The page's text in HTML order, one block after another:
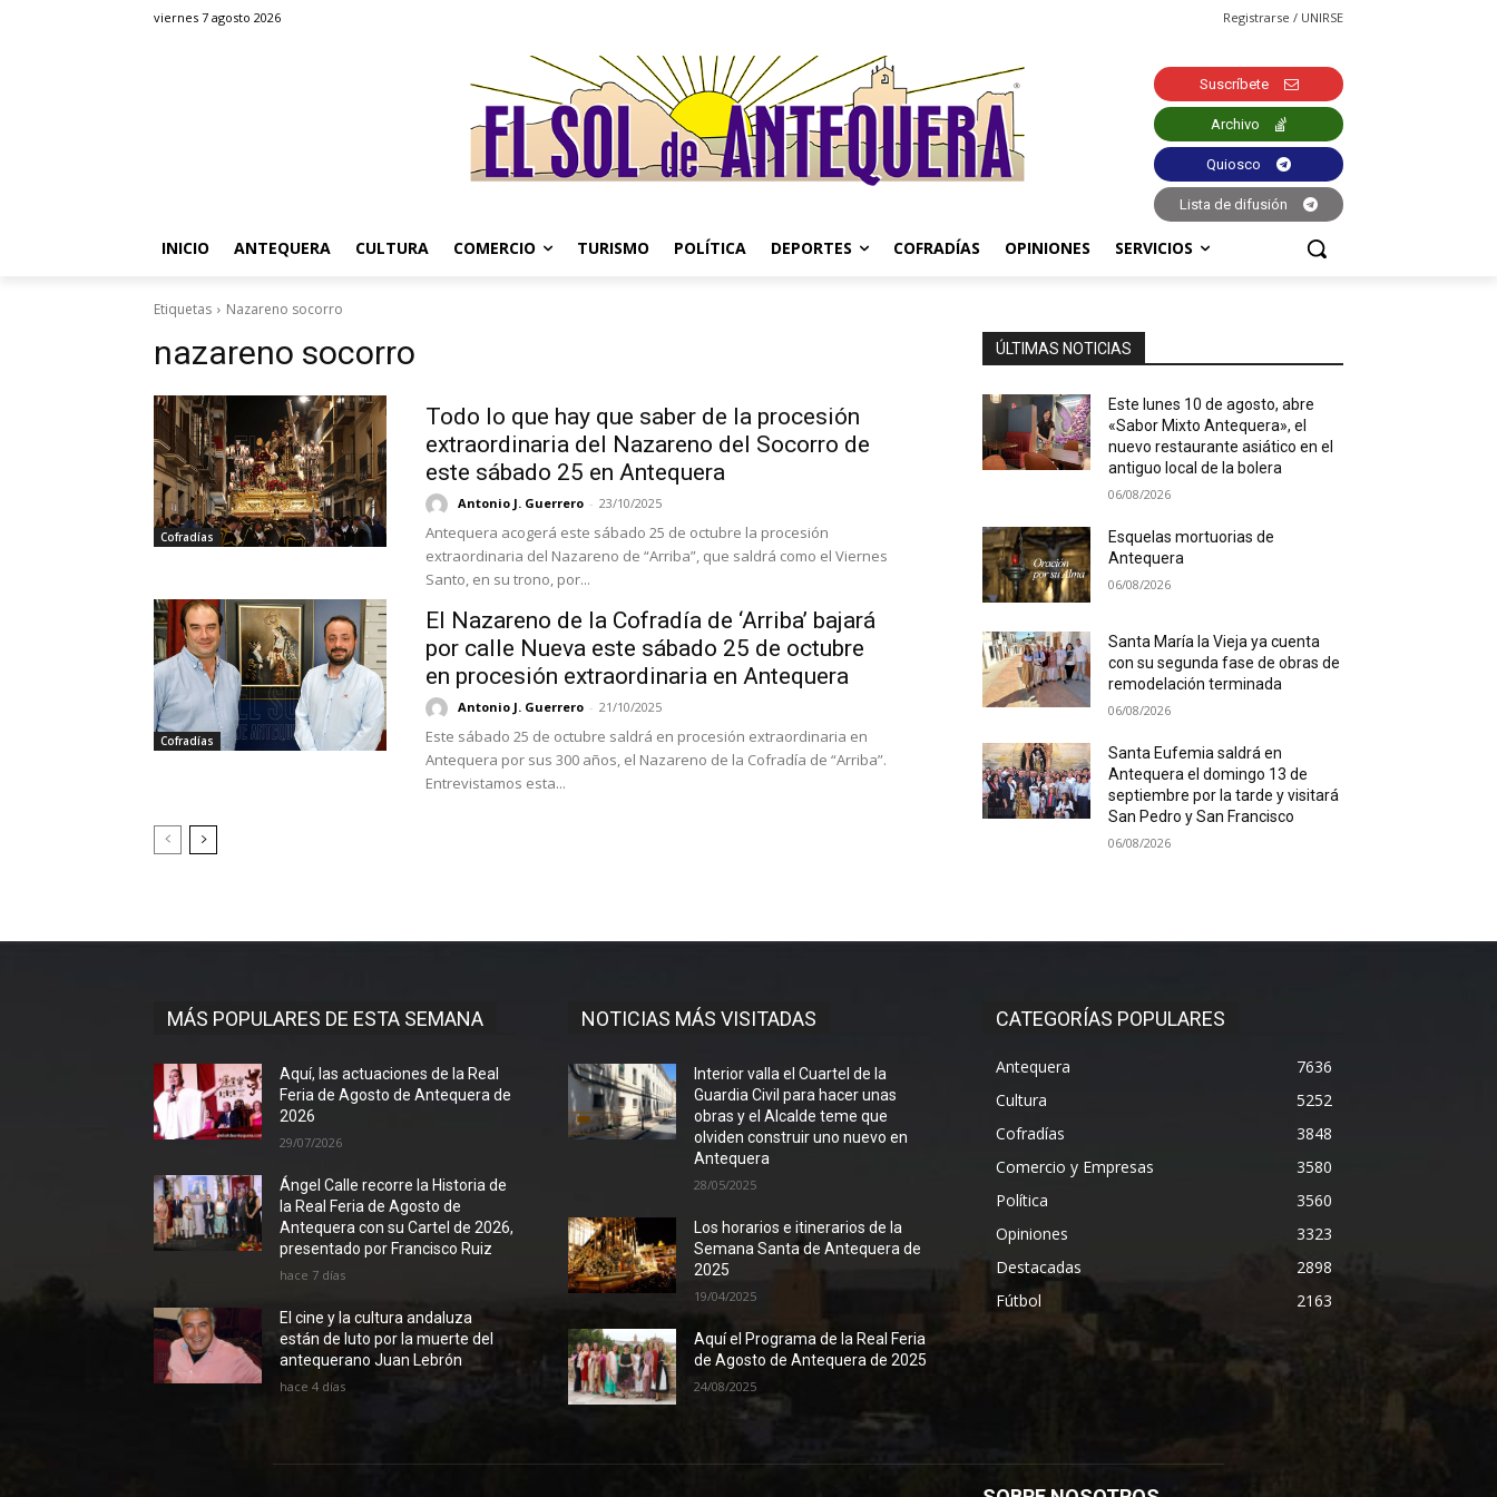
viernes 7 agosto 2026 Registrarse / UNIRSE
Suscríbete
Archivo
Quiosco
Lista de difusión
INICIO ANTEQUERA CULTURA COMERCIO TURISMO POLÍTICA DEPORTES COFRADÍAS OPINIONES SERVICIOS
Etiquetas Nazareno socorro
nazareno socorro
Cofradías
Todo lo que hay que saber de la procesión
extraordinaria del Nazareno del Socorro de
este sábado 25 en Antequera
Antonio J. Guerrero - 23/10/2025
Antequera acogerá este sábado 25 de octubre la procesión
extraordinaria del Nazareno de “Arriba”, que saldrá como el Viernes
Santo, en su trono, por...
Cofradías
El Nazareno de la Cofradía de ‘Arriba’ bajará
por calle Nueva este sábado 25 de octubre
en procesión extraordinaria en Antequera
Antonio J. Guerrero - 21/10/2025
Este sábado 25 de octubre saldrá en procesión extraordinaria en
Antequera por sus 300 años, el Nazareno de la Cofradía de “Arriba”.
Entrevistamos esta...
ÚLTIMAS NOTICIAS
Este lunes 10 de agosto, abre
«Sabor Mixto Antequera», el
nuevo restaurante asiático en el
antiguo local de la bolera
06/08/2026
Esquelas mortuorias de
Antequera
06/08/2026
Santa María la Vieja ya cuenta
con su segunda fase de obras de
remodelación terminada
06/08/2026
Santa Eufemia saldrá en
Antequera el domingo 13 de
septiembre por la tarde y visitará
San Pedro y San Francisco
06/08/2026
MÁS POPULARES DE ESTA SEMANA
Aquí, las actuaciones de la Real
Feria de Agosto de Antequera de
2026
29/07/2026
Ángel Calle recorre la Historia de
la Real Feria de Agosto de
Antequera con su Cartel de 2026,
presentado por Francisco Ruiz
hace 7 días
El cine y la cultura andaluza
están de luto por la muerte del
antequerano Juan Lebrón
hace 4 días
NOTICIAS MÁS VISITADAS
Interior valla el Cuartel de la
Guardia Civil para hacer unas
obras y el Alcalde teme que
olviden construir uno nuevo en
Antequera
28/05/2025
Los horarios e itinerarios de la
Semana Santa de Antequera de
2025
19/04/2025
Aquí el Programa de la Real Feria
de Agosto de Antequera de 2025
24/08/2025
CATEGORÍAS POPULARES
Antequera
7636
Cultura
5252
Cofradías
3848
Comercio y Empresas
3580
Política
3560
Opiniones
3323
Destacadas
2898
Fútbol
2163